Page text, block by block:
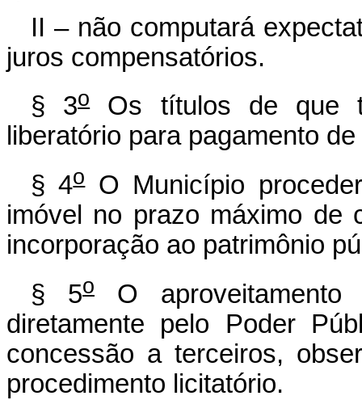
II – não computará
juros compensatórios.
§ 3oOs títulos de que
liberatório para pagamento
§ 4oO Município
imóvel no prazo máximo de
incorporação ao patrimônio
§ 5o
O
diretamente pelo Poder
concessão a terceiros,
procedimento licitatório.